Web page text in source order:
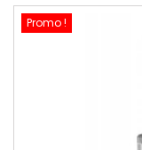
Promo !